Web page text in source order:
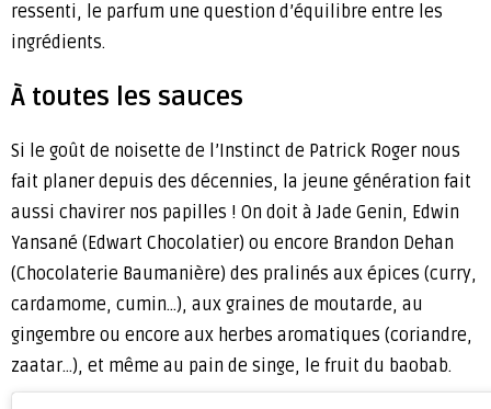
ressenti, le parfum une question d’équilibre entre les
ingrédients.
À toutes les sauces
Si le goût de noisette de l’Instinct de Patrick Roger nous
fait planer depuis des décennies, la jeune génération fait
aussi chavirer nos papilles ! On doit à Jade Genin, Edwin
Yansané (Edwart Chocolatier) ou encore Brandon Dehan
(Chocolaterie Baumanière) des pralinés aux épices (curry,
cardamome, cumin…), aux graines de moutarde, au
gingembre ou encore aux herbes aromatiques (coriandre,
zaatar…), et même au pain de singe, le fruit du baobab.